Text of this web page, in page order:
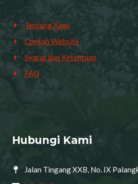
Tentang Kami
Contoh Website
Syarat dan Ketentuan
FAQ
Hubungi Kami
Jalan Tingang XXB, No. IX